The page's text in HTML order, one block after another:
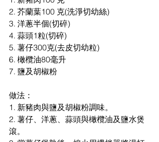
2. 芥蘭葉100 克(洗淨切幼絲)
3. 洋蔥半個(切碎)
4. 蒜頭1粒(切碎)
5. 薯仔300克(去皮切幼粒)
6. 橄欖油80毫升
7. 鹽及胡椒粉
做法：
1. 新豬肉與鹽及胡椒粉調味。
2. 薯仔、洋蔥、蒜頭與橄欖油及鹽水煲
滾。